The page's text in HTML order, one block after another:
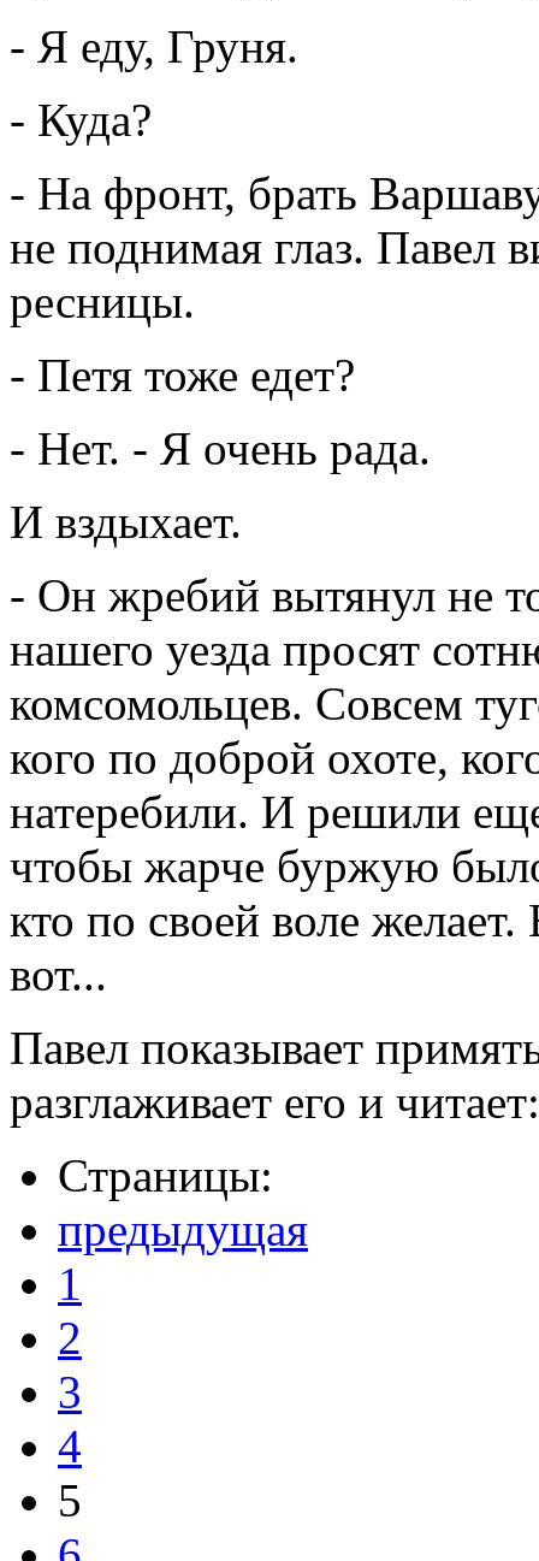
- Я еду, Груня.
- Куда?
- На фронт, брать
не поднимая глаз. Павел
ресницы.
- Петя тоже едет?
- Нет. - Я очень рада.
И вздыхает.
- Он жребий вытянул не
нашего уезда просят
комсомольцев. Совсем
кого по доброй охоте,
натеребили. И решили
чтобы жарче буржую
кто по своей воле
вот...
Павел показывает
разглаживает его и
Страницы:
предыдущая
1
2
3
4
5